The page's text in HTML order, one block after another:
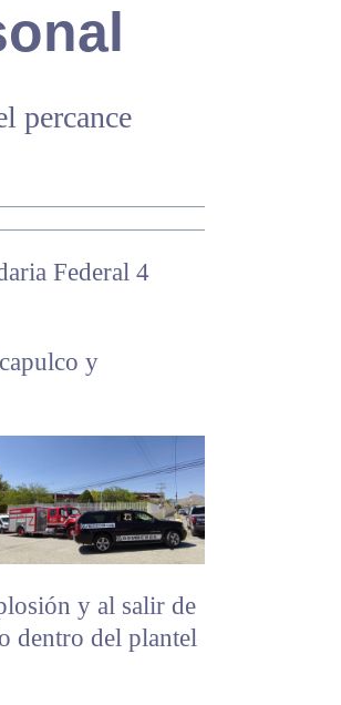
percance
Federal 4
y
y al salir de
dentro del plantel